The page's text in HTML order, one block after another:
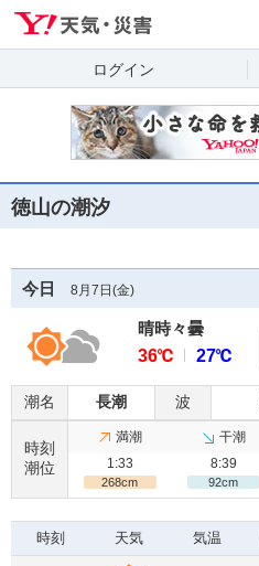
ログイン
徳山の潮汐
今日 8月7日(金)
晴時々曇
36℃
27℃
潮名 長潮 波
時刻
潮位
満潮
1:33
268cm
干潮
8:39
92cm
時刻 天気 気温